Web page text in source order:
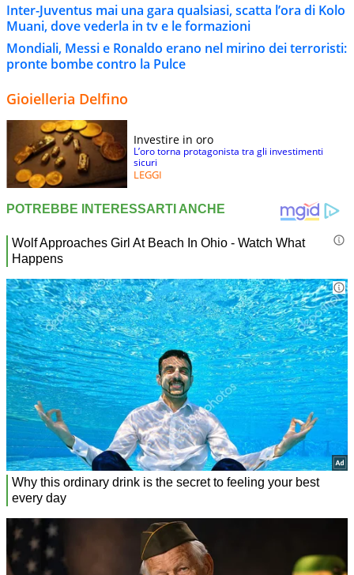
Inter-Juventus mai una gara qualsiasi, scatta l’ora di Kolo
Muani, dove vederla in tv e le formazioni
Mondiali, Messi e Ronaldo erano nel mirino dei terroristi:
pronte bombe contro la Pulce
Gioielleria Delfino
Investire in oro
L’oro torna protagonista tra gli investimenti
sicuri
LEGGI